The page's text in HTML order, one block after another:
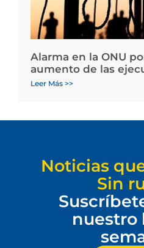
Alarma en la ONU
aumento de las
Leer Más >>
Noticias
Sin
nuestro